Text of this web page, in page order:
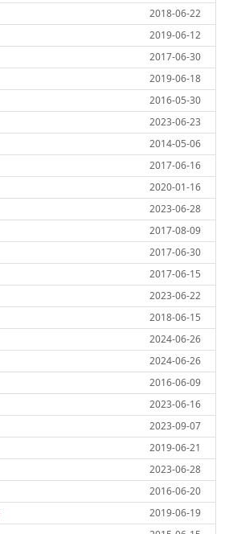
2018-06-22
2019-06-12
2017-06-30
2019-06-18
2016-05-30
2023-06-23
2014-05-06
2017-06-16
2020-01-16
2023-06-28
2017-08-09
2017-06-30
2017-06-15
2023-06-22
2018-06-15
2024-06-26
2024-06-26
2016-06-09
2023-06-16
2023-09-07
2019-06-21
2023-06-28
2016-06-20
2019-06-19